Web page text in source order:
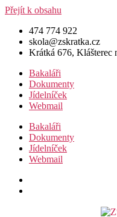
Přejít k obsahu
474 774 922
skola@zskratka.cz
Krátká 676, Klášterec
Bakaláři
Dokumenty
Jídelníček
Webmail
Bakaláři
Dokumenty
Jídelníček
Webmail